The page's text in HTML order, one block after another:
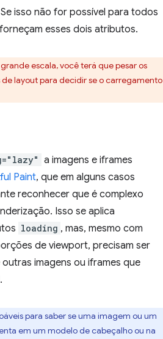
isso não for possível para todos
esses dois atributos.
escala, você terá que pesar os
layout para decidir se o carregamento
a imagens e iframes
Paint, que em alguns casos
reconhecer que é complexo
Isso se aplica
loading , mas, mesmo com
de viewport, precisam ser
imagens ou iframes que
para saber se uma imagem ou um
em um modelo de cabeçalho ou na